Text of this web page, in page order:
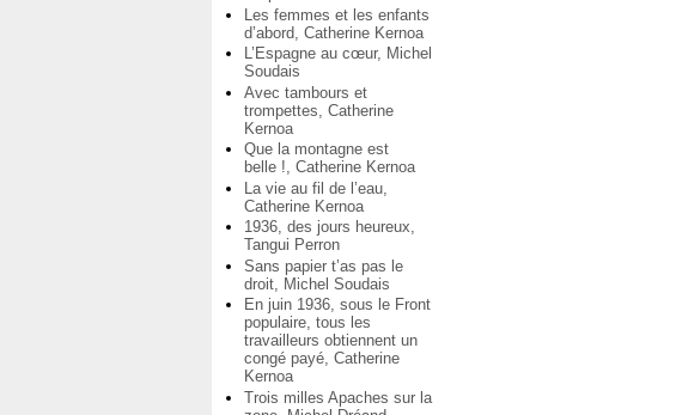
Les femmes et les enfants
d’abord, Catherine Kernoa
L’Espagne au cœur, Michel
Soudais
Avec tambours et
trompettes, Catherine
Kernoa
Que la montagne est
belle !, Catherine Kernoa
La vie au fil de l’eau,
Catherine Kernoa
1936, des jours heureux,
Tangui Perron
Sans papier t’as pas le
droit, Michel Soudais
En juin 1936, sous le Front
populaire, tous les
travailleurs obtiennent un
congé payé, Catherine
Kernoa
Trois milles Apaches sur la